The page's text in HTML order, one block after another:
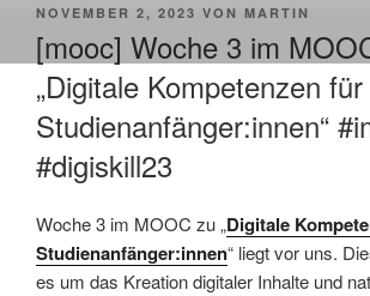
VERÖFFENTLICHT
NOVEMBER 2, 2023 VON MARTIN
[mooc] Woche 3 im
„Digitale Kompetenzen für
Studienanfänger:innen“
#digiskill23
Woche 3 im MOOC zu „Digitale
Studienanfänger:innen“ liegt vor uns.
es um das Kreation digitaler Inhalte und